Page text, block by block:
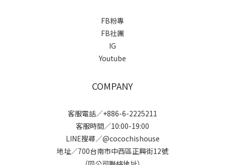
FB粉專
FB社團
IG
Youtube
COMPANY
客服電話／+886-6-2225211
客服時間／10:00-19:00
LINE搜尋／@cocochishouse
地址／700台南市中西區正興街12號